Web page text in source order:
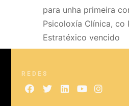
para unha primeira
Psicoloxía Clínica, co
Estratéxico vencido
REDES